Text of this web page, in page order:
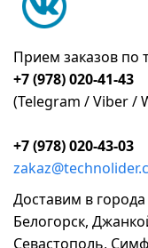
Прием заказов по
+7 (978) 020-41-43
(Telegram / Viber /
+7 (978) 020-43-03
Доставим в
Белогорск,
Севастополь,